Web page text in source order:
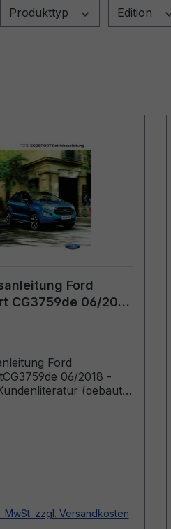
Produkttyp Edition
Ford
CG3759de 06/2018
Ford
06/2018 -
(gebaut
Preis:
MwSt. zzgl. Versandkosten